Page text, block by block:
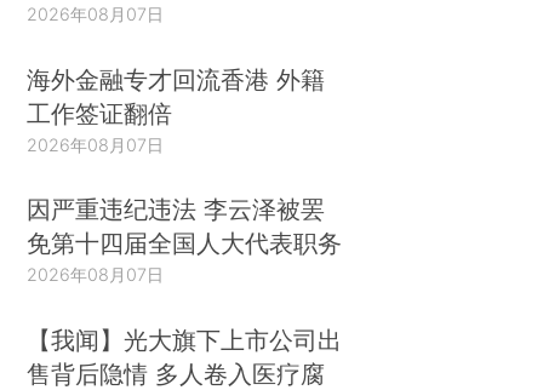
2026年08月07日
海外金融专才回流香港 外籍
工作签证翻倍
2026年08月07日
因严重违纪违法 李云泽被罢
免第十四届全国人大代表职务
2026年08月07日
【我闻】光大旗下上市公司出
售背后隐情 多人卷入医疗腐